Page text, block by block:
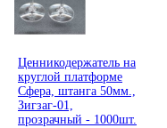
Ценникодержатель на
круглой платформе
Сфера, штанга 50мм.,
Зигзаг-01,
прозрачный - 1000шт.